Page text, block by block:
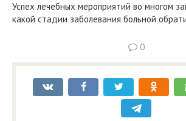
Успех лечебных мероприятий во многом
какой стадии заболевания больной
0